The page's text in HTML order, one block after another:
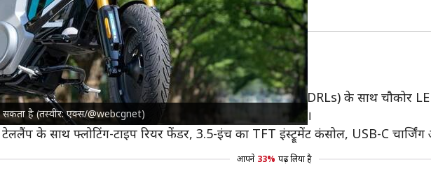
सकता है (तस्वीर: एक्स/@webcgnet)
CE 02
स्कूटरसे अलग नजर आता है, जिसमें डे टाइम रनिंग लाइट्स (DRLs) के साथ चौकोर
टाइप पिलर ग्रैब रेल और 14-इंच के अलॉय व्हील्स से लैस होगा।
के साथ फ्लोटिंग-टाइप रियर फेंडर, 3.5-इंच का TFT इंस्ट्रूमेंट कंसोल, USB-C चार्जिंग
आपने 33% पढ़ लिया है